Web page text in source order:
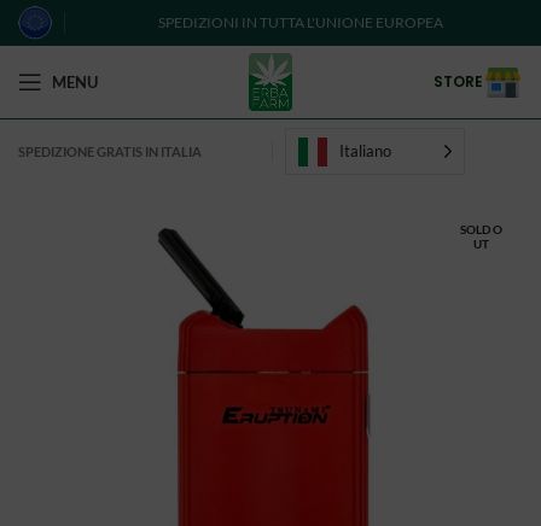
SPEDIZIONI IN TUTTA L'UNIONE EUROPEA
MENU STORE
SPEDIZIONE GRATIS IN ITALIA Italiano
SOLD O
UT